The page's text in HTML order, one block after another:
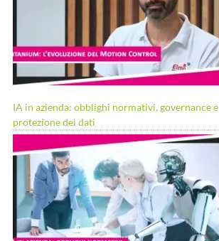
IA in azienda: obblighi normativi, governance e
protezione dei dati